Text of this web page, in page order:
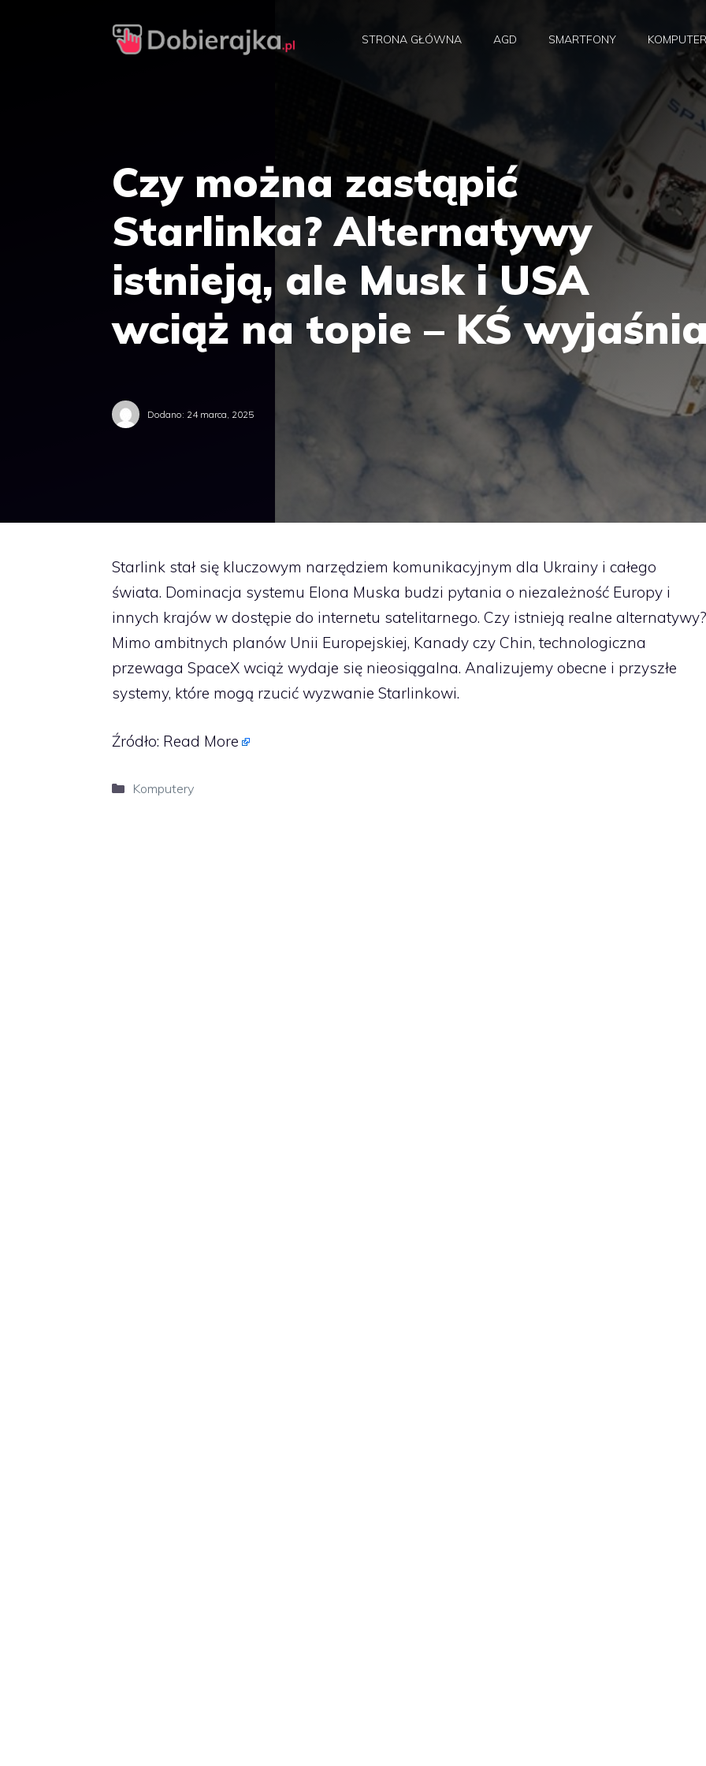
STRONA GŁÓWNA AGD SMARTFONY
Czy można zastąpić
Starlinka? Alternatywy
istnieją, ale Musk i USA
wciąż na topie – KŚ
Dodano: 24 marca, 2025
Starlink stał się kluczowym narzędziem komunikacyjnym dla Ukrainy i całego
świata. Dominacja systemu Elona Muska budzi pytania o niezależność Europy i
innych krajów w dostępie do internetu satelitarnego. Czy istnieją realne alternatywy?
Mimo ambitnych planów Unii Europejskiej, Kanady czy Chin, technologiczna
przewaga SpaceX wciąż wydaje się nieosiągalna. Analizujemy obecne i przyszłe
systemy, które mogą rzucić wyzwanie Starlinkowi.
Źródło: Read More
Kategorie
Komputery